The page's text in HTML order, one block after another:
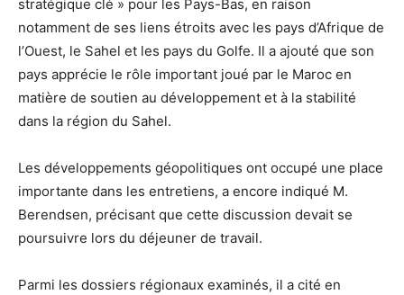
stratégique clé » pour les Pays-Bas, en raison
notamment de ses liens étroits avec les pays d’Afrique de
l’Ouest, le Sahel et les pays du Golfe. Il a ajouté que son
pays apprécie le rôle important joué par le Maroc en
matière de soutien au développement et à la stabilité
dans la région du Sahel.
Les développements géopolitiques ont occupé une place
importante dans les entretiens, a encore indiqué M.
Berendsen, précisant que cette discussion devait se
poursuivre lors du déjeuner de travail.
Parmi les dossiers régionaux examinés, il a cité en